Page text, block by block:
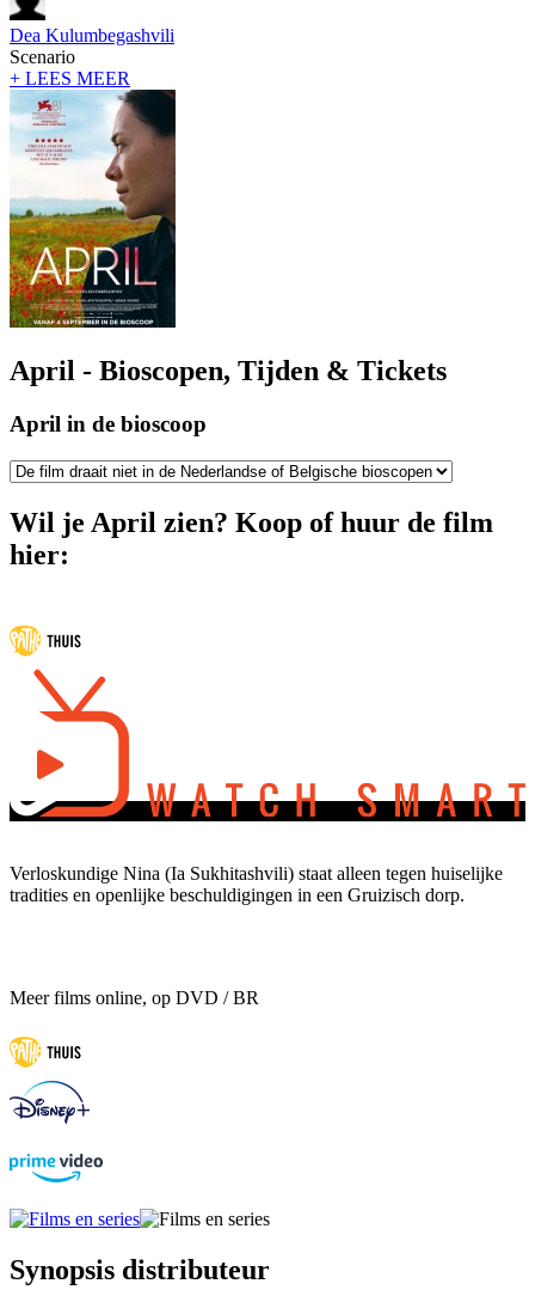
Dea Kulumbegashvili
Scenario
+ LEES MEER
April - Bioscopen, Tijden & Tickets
April in de bioscoop
Wil je April zien? Koop of huur de film
hier:
Verloskundige Nina (Ia Sukhitashvili) staat alleen tegen huiselijke
tradities en openlijke beschuldigingen in een Gruizisch dorp.
Meer films online, op DVD / BR
Synopsis distributeur